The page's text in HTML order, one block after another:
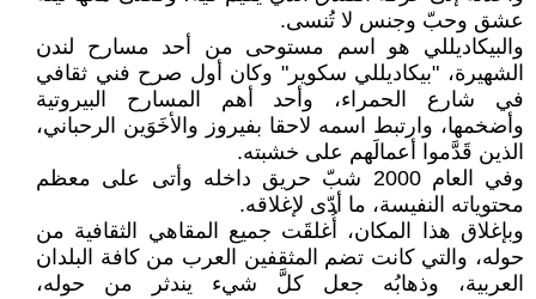
عشق وحبّ وجنس لا تُنسى.
والبيكاديللي هو اسم مستوحى من أحد مسارح لندن
الشهيرة، "بيكاديللي سكوير" وكان أول صرح فني ثقافي
في شارع الحمراء، وأحد أهم المسارح البيروتية
وأضخمها، وارتبط اسمه لاحقا بفيروز والأخَوَين الرحباني،
الذين قَدَّموا أعمالَهم على خشبته.
وفي العام 2000 شبّ حريق داخله وأتى على معظم
محتوياته النفيسة، ما أدّى لإغلاقه.
وبإغلاق هذا المكان، أُغلقَت جميع المقاهي الثقافية من
حوله، والتي كانت تضم المثقفين العرب من كافة البلدان
العربية، وذهابُه جعل كلَّ شيء يندثر من حوله،